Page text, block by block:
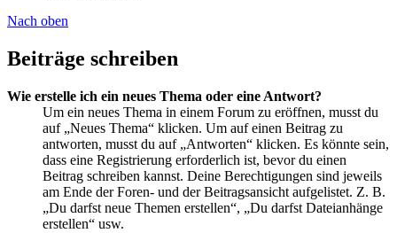
Nach oben
Beiträge schreiben
Wie erstelle ich ein neues Thema oder eine Antwort?
Um ein neues Thema in einem Forum zu eröffnen, musst du
auf „Neues Thema“ klicken. Um auf einen Beitrag zu
antworten, musst du auf „Antworten“ klicken. Es könnte sein,
dass eine Registrierung erforderlich ist, bevor du einen
Beitrag schreiben kannst. Deine Berechtigungen sind jeweils
am Ende der Foren- und der Beitragsansicht aufgelistet. Z. B.
„Du darfst neue Themen erstellen“, „Du darfst Dateianhänge
erstellen“ usw.